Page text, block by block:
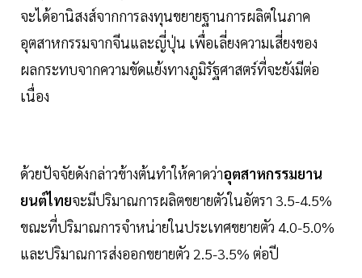
จะได้อานิสงส์จากการลงทุนขยายฐานการผลิตในภาค
อุตสาหกรรมจากจีนและญี่ปุ่น เพื่อเลี่ยงความเสี่ยงของ
ผลกระทบจากความขัดแย้งทางภูมิรัฐศาสตร์ที่จะยังมีต่อ
เนื่อง
ด้วยปัจจัยดังกล่าวข้างต้นทำให้คาดว่าอุตสาหกรรมยาน
ยนต์ไทยจะมีปริมาณการผลิตขยายตัวในอัตรา 3.5-4.5%
ขณะที่ปริมาณการจำหน่ายในประเทศขยายตัว 4.0-5.0%
และปริมาณการส่งออกขยายตัว 2.5-3.5% ต่อปี